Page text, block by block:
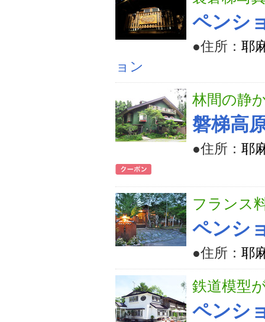
ペンシ
●住所： 耶
ョン
林間の静
磐梯高
●住所： 耶
フランス
ペンシ
●住所： 耶
鉄道模型
ペンシ